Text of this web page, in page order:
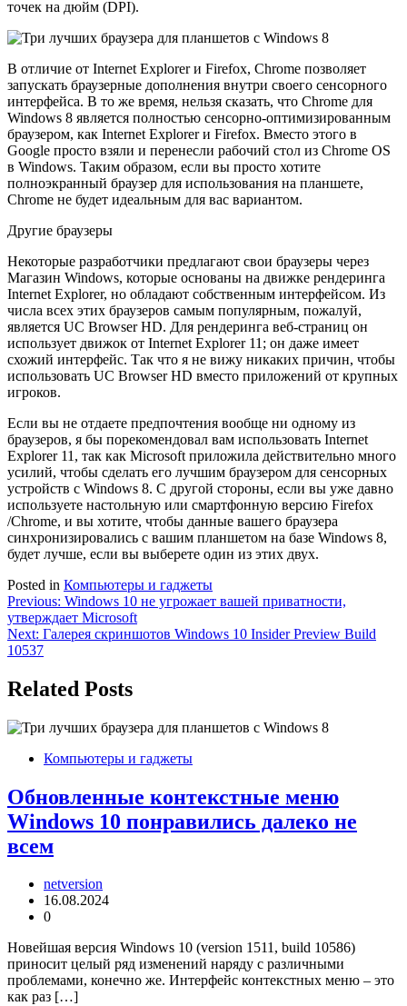
точек на дюйм (DPI).
В отличие от Internet Explorer и Firefox, Chrome позволяет
запускать браузерные дополнения внутри своего сенсорного
интерфейса. В то же время, нельзя сказать, что Chrome для
Windows 8 является полностью сенсорно-оптимизированным
браузером, как Internet Explorer и Firefox. Вместо этого в
Google просто взяли и перенесли рабочий стол из Chrome OS
в Windows. Таким образом, если вы просто хотите
полноэкранный браузер для использования на планшете,
Chrome не будет идеальным для вас вариантом.
Другие браузеры
Некоторые разработчики предлагают свои браузеры через
Магазин Windows, которые основаны на движке рендеринга
Internet Explorer, но обладают собственным интерфейсом. Из
числа всех этих браузеров самым популярным, пожалуй,
является UC Browser HD. Для рендеринга веб-страниц он
использует движок от Internet Explorer 11; он даже имеет
схожий интерфейс. Так что я не вижу никаких причин, чтобы
использовать UC Browser HD вместо приложений от крупных
игроков.
Если вы не отдаете предпочтения вообще ни одному из
браузеров, я бы порекомендовал вам использовать Internet
Explorer 11, так как Microsoft приложила действительно много
усилий, чтобы сделать его лучшим браузером для сенсорных
устройств с Windows 8. C другой стороны, если вы уже давно
используете настольную или смартфонную версию Firefox
/Chrome, и вы хотите, чтобы данные вашего браузера
синхронизировались с вашим планшетом на базе Windows 8,
будет лучше, если вы выберете один из этих двух.
Posted in Компьютеры и гаджеты
Навигация
по
записям
Previous: Windows 10 не угрожает вашей приватности,
утверждает Microsoft
Next: Галерея скриншотов Windows 10 Insider Preview Build
10537
Related Posts
Компьютеры и гаджеты
Обновленные контекстные меню
Windows 10 понравились далеко не
всем
netversion
16.08.2024
0
Новейшая версия Windows 10 (version 1511, build 10586)
приносит целый ряд изменений наряду с различными
проблемами, конечно же. Интерфейс контекстных меню – это
как раз […]